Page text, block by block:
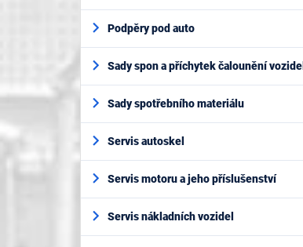
Podpěry pod auto
Sady spon a příchytek čalounění vozidel
Sady spotřebního materiálu
Servis autoskel
Servis motoru a jeho příslušenství
Servis nákladních vozidel